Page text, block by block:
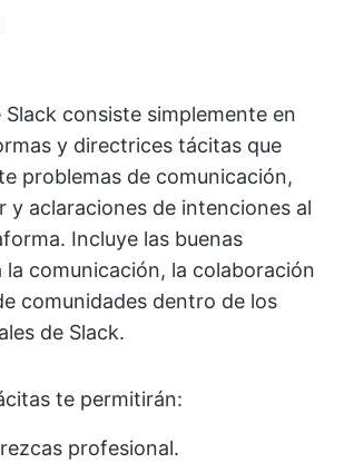
Slack consiste simplemente en
y directrices tácitas que
problemas de comunicación,
y aclaraciones de intenciones al
Incluye las buenas
la comunicación, la colaboración
comunidades dentro de los
de Slack.
te permitirán:
profesional.